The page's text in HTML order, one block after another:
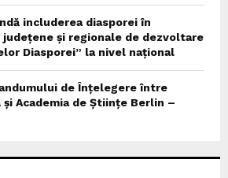
includerea diasporei în
și regionale de dezvoltare
Diasporei” la nivel național
de Înțelegere între
și Academia de Științe Berlin –